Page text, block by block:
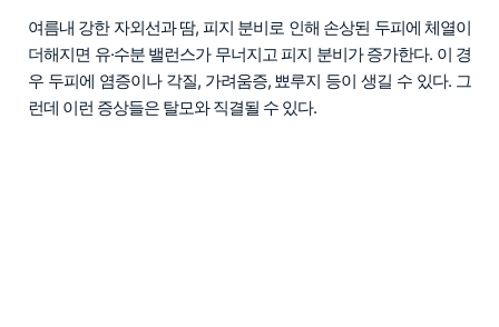
여름내 강한 자외선과 땀, 피지 분비로 인해 손상된 두피에 체열이
더해지면 유·수분 밸런스가 무너지고 피지 분비가 증가한다. 이 경
우 두피에 염증이나 각질, 가려움증, 뾰루지 등이 생길 수 있다. 그
런데 이런 증상들은 탈모와 직결될 수 있다.